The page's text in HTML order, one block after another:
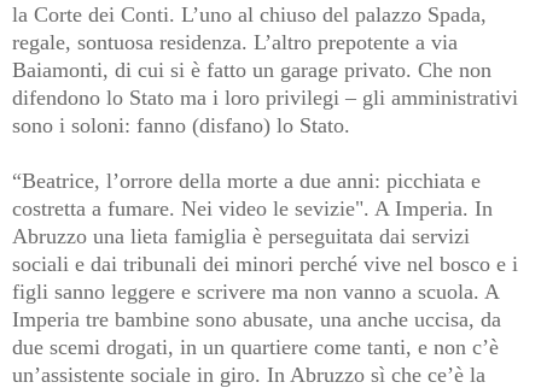
la Corte dei Conti. L’uno al chiuso del palazzo Spada,
regale, sontuosa residenza. L’altro prepotente a via
Baiamonti, di cui si è fatto un garage privato. Che non
difendono lo Stato ma i loro privilegi – gli amministrativi
sono i soloni: fanno (disfano) lo Stato.
“Beatrice, l’orrore della morte a due anni: picchiata e
costretta a fumare. Nei video le sevizie". A Imperia. In
Abruzzo una lieta famiglia è perseguitata dai servizi
sociali e dai tribunali dei minori perché vive nel bosco e i
figli sanno leggere e scrivere ma non vanno a scuola. A
Imperia tre bambine sono abusate, una anche uccisa, da
due scemi drogati, in un quartiere come tanti, e non c’è
un’assistente sociale in giro. In Abruzzo sì che ce’è la